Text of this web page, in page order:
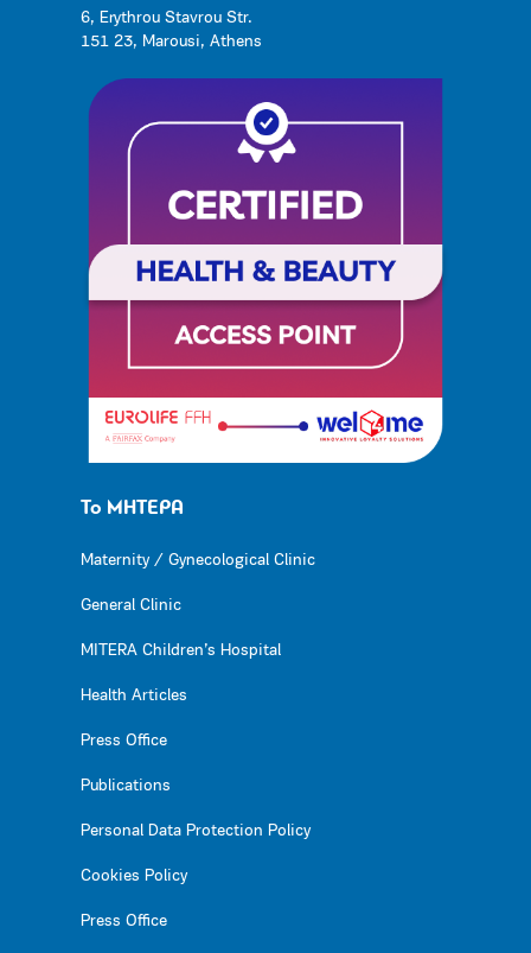
6, Erythrou Stavrou Str.
151 23, Marousi, Athens
Το ΜΗΤΕΡΑ
Maternity / Gynecological Clinic
General Clinic
MITERA Children’s Hospital
Health Articles
Press Office
Publications
Personal Data Protection Policy
Cookies Policy
Press Office